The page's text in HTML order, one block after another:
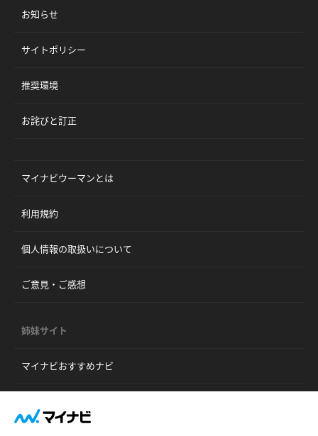
お知らせ
サイトポリシー
推奨環境
お詫びと訂正
マイナビウーマンとは
利用規約
個人情報の取扱いについて
ご意見・ご感想
姉妹サイト
マイナビおすすめナビ